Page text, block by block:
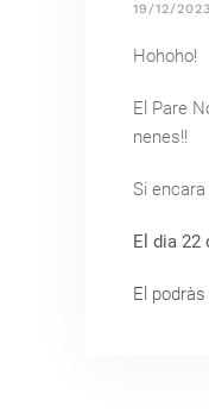
19/12/2023
Hohoho!
El Pare
nenes!!
Si
El dia 22
El